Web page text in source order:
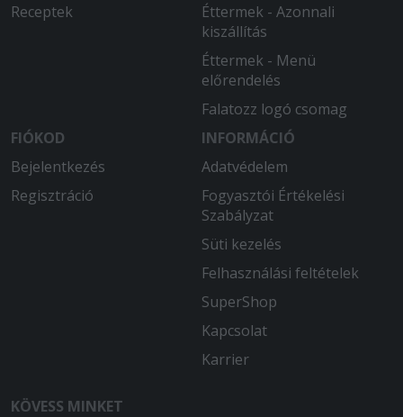
Receptek
Éttermek - Azonnali
kiszállítás
Éttermek - Menü
előrendelés
Falatozz logó csomag
FIÓKOD
Bejelentkezés
Regisztráció
INFORMÁCIÓ
Adatvédelem
Fogyasztói Értékelési
Szabályzat
Süti kezelés
Felhasználási feltételek
SuperShop
Kapcsolat
Karrier
KÖVESS MINKET